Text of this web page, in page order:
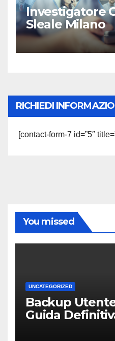
Investigatore
Sleale Milano
RICHIEDI
[contact-form-7 id=”5″
You missed
UNCATEGORIZED
Backup
Guida